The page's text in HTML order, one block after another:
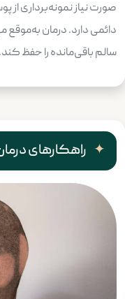
صورت نیاز نمونه‌برداری
دائمی دارد. درمان به‌موقع
سالم باقی‌مانده را حفظ کند.
راهکارهای